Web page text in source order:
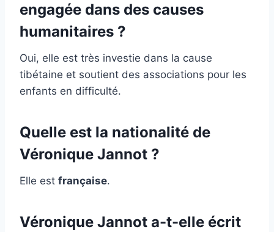
engagée dans des causes
humanitaires ?
Oui, elle est très investie dans la cause
tibétaine et soutient des associations pour les
enfants en difficulté.
Quelle est la nationalité de
Véronique Jannot ?
Elle est française.
Véronique Jannot a-t-elle écrit